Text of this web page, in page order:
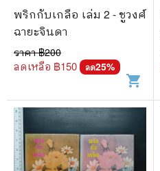
พริกกับเกลือ เล่ม 2 - ชูวงศ์
ฉายะจินดา
ราคา ฿200
ลดเหลือ ฿150 ลด25%
shopping_cart